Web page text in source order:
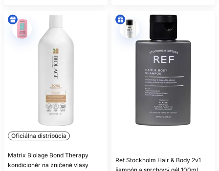
Oficiálna distribúcia
Matrix Biolage Bond Therapy
kondicionér na zničené vlasy
Ref Stockholm Hair & Body 2v1